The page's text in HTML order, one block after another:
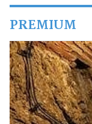
PREMIUM